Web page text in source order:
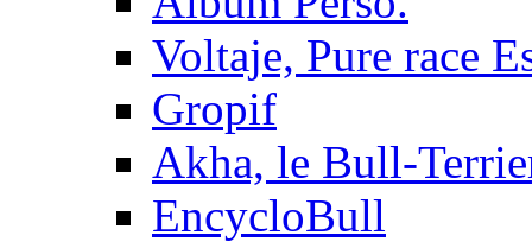
Voltaje, Pure race
Gropif
Akha, le Bull-
EncycloBull